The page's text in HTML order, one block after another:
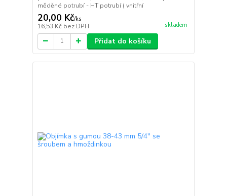
měděné potrubí - HT potrubí ( vnitřní
20,00 Kč/ks
16,53 Kč bez DPH skladem
Přidat do košíku